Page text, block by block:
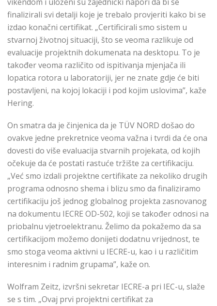
finalizirali svi detalji koje je trebalo provjeriti kako bi se
izdao konačni certifikat. „Certificirali smo sistem u
stvarnoj životnoj situaciji, što se veoma razlikuje od
evaluacije projektnih dokumenata na desktopu. To je
također veoma različito od ispitivanja mjenjača ili
lopatica rotora u laboratoriji, jer ne znate gdje će biti
postavljeni, na kojoj lokaciji i pod kojim uslovima”, kaže
Hering.
On smatra da je činjenica da je TÜV NORD došao do
ovakve jedne prekretnice veoma važna i tvrdi da će ona
dovesti do više evaluacija stvarnih projekata, od kojih
očekuje da će postati rastuće tržište za certifikaciju.
„Već smo izdali projektne certifikate za nekoliko drugih
programa odnosno shema i blizu smo da finaliziramo
certifikaciju još jednog globalnog projekta zasnovanog
na dokumentu IECRE OD-502, koji se također odnosi na
priobalnu vjetroelektranu. Želimo da pokažemo da sa
certifikacijom možemo donijeti dodatnu vrijednost, te
smo stoga veoma aktivni u IECRE-u, kao i u različitim
interesnim i radnim grupama”, kaže on.
Wolfram Zeitz, izvršni sekretar IECRE-a pri IEC-u, slaže
se s tim. „Ovaj prvi projektni certifikat za